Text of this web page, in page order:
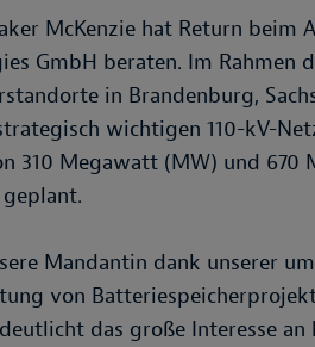
McKenzie hat Return beim
GmbH beraten. Im Rahmen
in Brandenburg,
wichtigen 110-kV-
310 Megawatt (MW) und 670
Mandantin dank unserer
von
das große Interesse an